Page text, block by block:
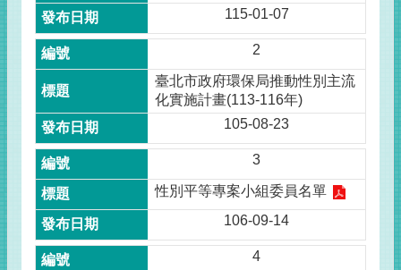
115-01-07
2
臺北市政府環保局推動性別主流
化實施計畫(113-116年)
105-08-23
3
性別平等專案小組委員名單
106-09-14
4